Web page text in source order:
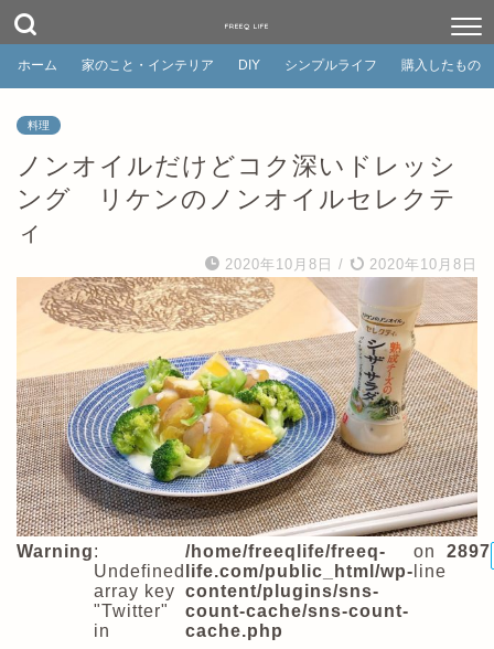
FREEQ LIFE
ホーム 家のこと・インテリア DIY シンプルライフ 購入したもの
料理
ノンオイルだけどコク深いドレッシ
ング リケンのノンオイルセレクテ
ィ
2020年10月8日 / 2020年10月8日
Warning:
Undefined
array key
"Twitter"
in
/home/freeqlife/freeq-
life.com/public_html/wp-
content/plugins/sns-
count-cache/sns-count-
cache.php
on
line
2897